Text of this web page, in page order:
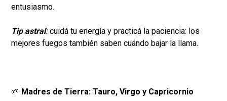
entusiasmo.
Tip astral:cuidá tu energía y practicá la paciencia: los
mejores fuegos también saben cuándo bajar la llama.
🌱 Madres de Tierra: Tauro, Virgo y Capricornio